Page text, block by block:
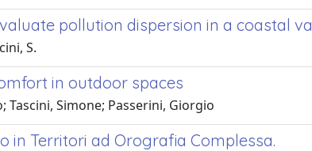
pollution dispersion in a coastal
S.
in outdoor spaces
Tascini, Simone; Passerini, Giorgio
in Territori ad Orografia Complessa.